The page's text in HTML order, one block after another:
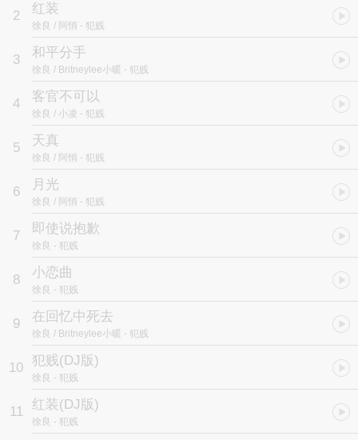
2 红装
徐良 / 阿悄 - 犯贱
3 和平分手
徐良 / Britneylee小暖 - 犯贱
4 客官不可以
徐良 / 小凌 - 犯贱
5 天真
徐良 / 阿悄 - 犯贱
6 月光
徐良 / 阿悄 - 犯贱
7 即使说抱歉
徐良 - 犯贱
8 小恋曲
徐良 - 犯贱
9 在回忆中死去
徐良 / Britneylee小暖 - 犯贱
10 犯贱(DJ版)
徐良 - 犯贱
11 红装(DJ版)
徐良 - 犯贱